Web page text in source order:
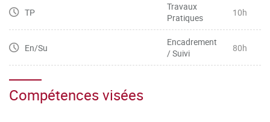
TP
Travaux
Pratiques
10h
En/Su
Encadrement
/ Suivi
80h
Compétences visées